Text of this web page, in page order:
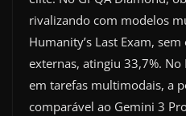
rivalizando com modelos
Humanity’s Last Exam,
externas, atingiu 33,7%.
em tarefas multimodais, a
comparável ao Gemini 3